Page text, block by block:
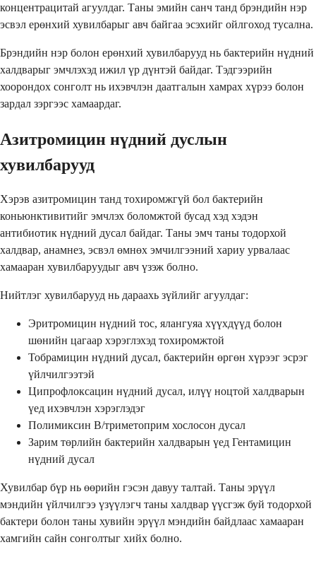
концентрацитай агуулдаг. Таны эмийн санч танд брэндийн нэр
эсвэл ерөнхий хувилбарыг авч байгаа эсэхийг ойлгоход тусална.
Брэндийн нэр болон ерөнхий хувилбарууд нь бактерийн нүдний
халдварыг эмчлэхэд ижил үр дүнтэй байдаг. Тэдгээрийн
хоорондох сонголт нь ихэвчлэн даатгалын хамрах хүрээ болон
зардал зэргээс хамаардаг.
Азитромицин нүдний дуслын
хувилбарууд
Хэрэв азитромицин танд тохиромжгүй бол бактерийн
коньюнктивитийг эмчлэх боломжтой бусад хэд хэдэн
антибиотик нүдний дусал байдаг. Таны эмч таны тодорхой
халдвар, анамнез, эсвэл өмнөх эмчилгээний хариу урвалаас
хамааран хувилбаруудыг авч үзэж болно.
Нийтлэг хувилбарууд нь дараахь зүйлийг агуулдаг:
Эритромицин нүдний тос, ялангуяа хүүхдүүд болон
шөнийн цагаар хэрэглэхэд тохиромжтой
Тобрамицин нүдний дусал, бактерийн өргөн хүрээг эсрэг
үйлчилгээтэй
Ципрофлоксацин нүдний дусал, илүү ноцтой халдварын
үед ихэвчлэн хэрэглэдэг
Полимиксин B/триметоприм хослосон дусал
Зарим төрлийн бактерийн халдварын үед Гентамицин
нүдний дусал
Хувилбар бүр нь өөрийн гэсэн давуу талтай. Таны эрүүл
мэндийн үйлчилгээ үзүүлэгч таны халдвар үүсгэж буй тодорхой
бактери болон таны хувийн эрүүл мэндийн байдлаас хамааран
хамгийн сайн сонголтыг хийх болно.